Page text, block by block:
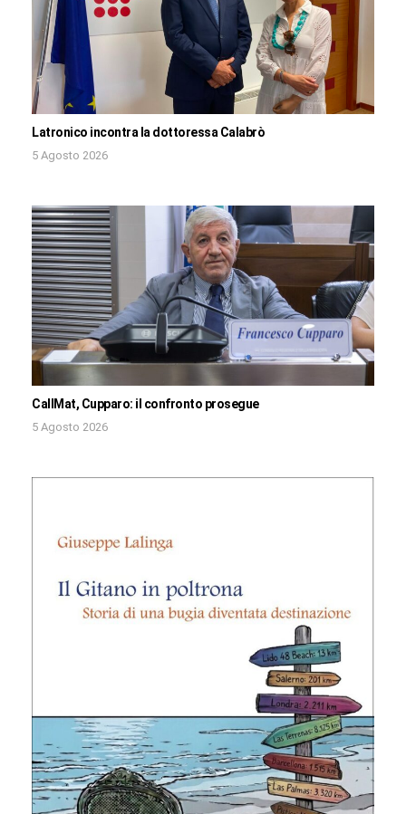
Latronico incontra la dottoressa Calabrò
5 Agosto 2026
CallMat, Cupparo: il confronto prosegue
5 Agosto 2026